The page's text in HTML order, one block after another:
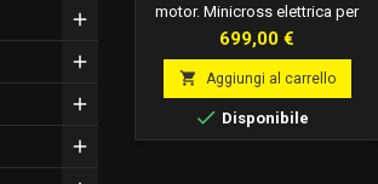
motor. Minicross elettrica per
bambino, la minicross Lem
motor A10 è consigliata per
utilizzo amatoriale, per muovere
i primi passi in sella ad una
minimoto da cross.
Prezzo
699,00 €
 Aggiungi al carrello
 Disponibile